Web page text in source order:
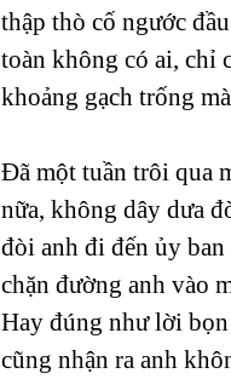
thập thò cố ngước
toàn không có ai, chỉ
khoảng gạch trống
Đã một tuần trôi qua
nữa, không dây dưa
đòi anh đi đến ủy
chặn đường anh vào
Hay đúng như lời
cũng nhận ra anh